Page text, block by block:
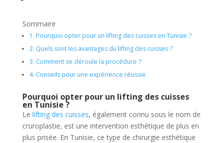
Sommaire
1. Pourquoi opter pour un lifting des cuisses en Tunisie ?
2. Quels sont les avantages du lifting des cuisses ?
3. Comment se déroule la procédure ?
4. Conseils pour une expérience réussie
Pourquoi opter pour un lifting des cuisses
en Tunisie ?
Le lifting des cuisses, également connu sous le nom de
cruroplastie, est une intervention esthétique de plus en
plus prisée. En Tunisie, ce type de chirurgie esthétique